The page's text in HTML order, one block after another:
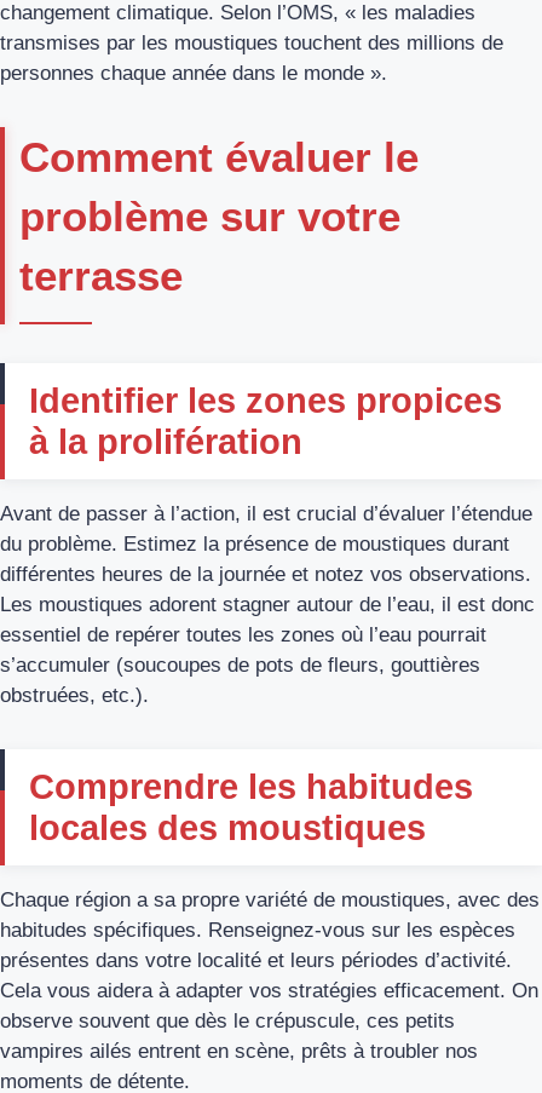
changement climatique. Selon l’OMS, « les maladies
transmises par les moustiques touchent des millions de
personnes chaque année dans le monde ».
Comment évaluer le
problème sur votre
terrasse
Identifier les zones propices
à la prolifération
Avant de passer à l’action, il est crucial d’évaluer l’étendue
du problème. Estimez la présence de moustiques durant
différentes heures de la journée et notez vos observations.
Les moustiques adorent stagner autour de l’eau, il est donc
essentiel de repérer toutes les zones où l’eau pourrait
s’accumuler (soucoupes de pots de fleurs, gouttières
obstruées, etc.).
Comprendre les habitudes
locales des moustiques
Chaque région a sa propre variété de moustiques, avec des
habitudes spécifiques. Renseignez-vous sur les espèces
présentes dans votre localité et leurs périodes d’activité.
Cela vous aidera à adapter vos stratégies efficacement. On
observe souvent que dès le crépuscule, ces petits
vampires ailés entrent en scène, prêts à troubler nos
moments de détente.